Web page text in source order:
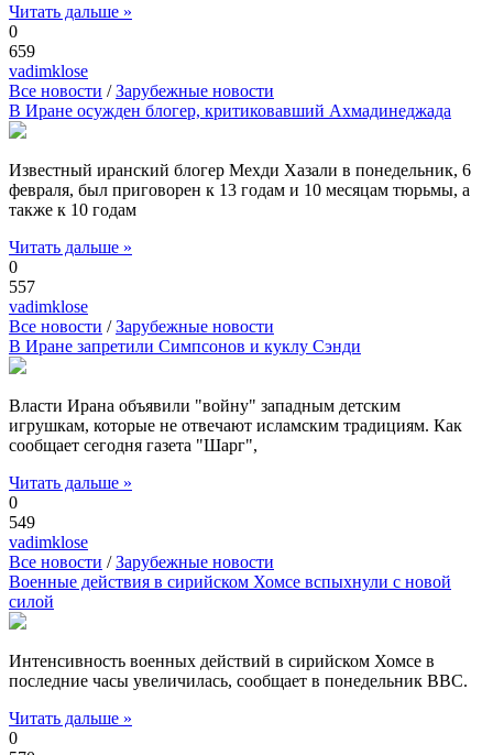
Читать дальше »
0
659
vadimklose
Все новости /Зарубежные новости
В Иране осужден блогер, критиковавший Ахмадинеджада
Известный иранский блогер Мехди Хазали в понедельник, 6
февраля, был приговорен к 13 годам и 10 месяцам тюрьмы, а
также к 10 годам
Читать дальше »
0
557
vadimklose
Все новости /Зарубежные новости
В Иране запретили Симпсонов и куклу Сэнди
Власти Ирана объявили "войну" западным детским
игрушкам, которые не отвечают исламским традициям. Как
сообщает сегодня газета "Шарг",
Читать дальше »
0
549
vadimklose
Все новости /Зарубежные новости
Военные действия в сирийском Хомсе вспыхнули с новой
силой
Интенсивность военных действий в сирийском Хомсе в
последние часы увеличилась, сообщает в понедельник BBC.
Читать дальше »
0